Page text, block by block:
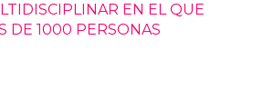
EN EL QUE
DE 1000 PERSONAS